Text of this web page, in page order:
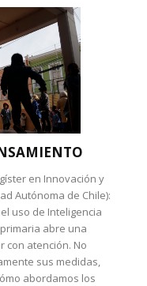
en Innovación y
Autónoma de Chile):
uso de Inteligencia
abre una
con atención. No
sus medidas,
abordamos los